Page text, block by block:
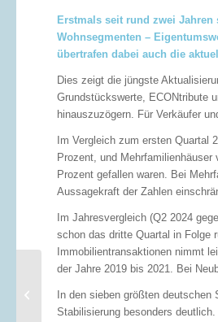
Erstmals seit rund zwei
Wohnsegmenten –
übertrafen dabei auch die
Dies zeigt die jüngste
Grundstückswerte, ECONtribute
hinauszuzögern. Für Verkäufer
Im Vergleich zum ersten Quartal
Prozent, und
Prozent gefallen waren. Bei
Aussagekraft der Zahlen
Im Jahresvergleich (Q2 2024
schon das dritte Quartal in Folge
Immobilientransaktionen nimmt
der Jahre 2019 bis 2021. Bei
In den sieben größten
Stabilisierung besonders
mieten: Ein günstiger
Zeitpunkt